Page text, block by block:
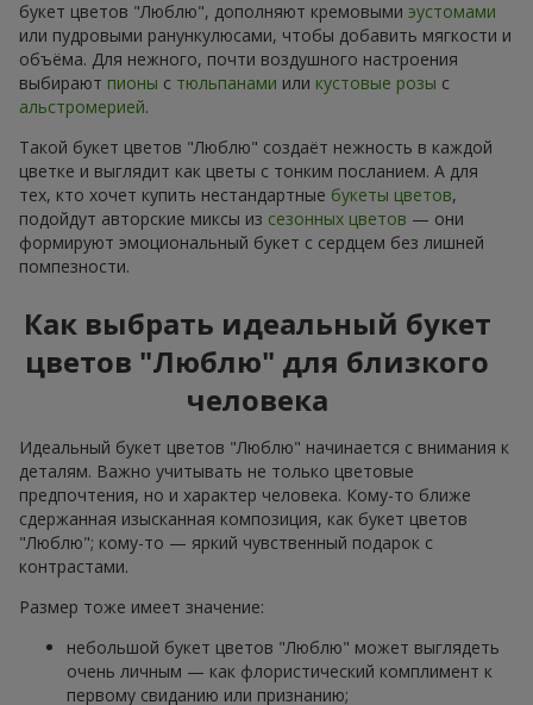
букет цветов "Люблю", дополняют кремовыми эустомами
или пудровыми ранункулюсами, чтобы добавить мягкости и
объёма. Для нежного, почти воздушного настроения
выбирают пионы с тюльпанами или кустовые розы с
альстромерией.
Такой букет цветов "Люблю" создаёт нежность в каждой
цветке и выглядит как цветы с тонким посланием. А для
тех, кто хочет купить нестандартные букеты цветов,
подойдут авторские миксы из сезонных цветов — они
формируют эмоциональный букет с сердцем без лишней
помпезности.
Как выбрать идеальный букет
цветов "Люблю" для близкого
человека
Идеальный букет цветов "Люблю" начинается с внимания к
деталям. Важно учитывать не только цветовые
предпочтения, но и характер человека. Кому-то ближе
сдержанная изысканная композиция, как букет цветов
"Люблю"; кому-то — яркий чувственный подарок с
контрастами.
Размер тоже имеет значение:
небольшой букет цветов "Люблю" может выглядеть
очень личным — как флористический комплимент к
первому свиданию или признанию;